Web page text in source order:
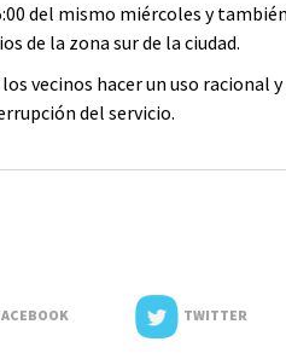
del mismo miércoles y
de la zona sur de la ciudad.
vecinos hacer un uso racional
del servicio.
TWITTER